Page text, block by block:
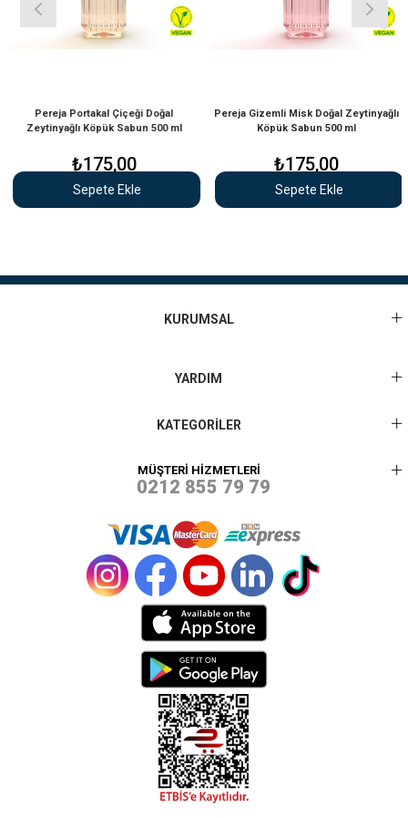
Pereja Portakal Çiçeği Doğal
Zeytinyağlı Köpük Sabun 500 ml
₺175,00
Sepete Ekle
Pereja Gizemli Misk Doğal Zeytinyağlı
Köpük Sabun 500 ml
₺175,00
Sepete Ekle
KURUMSAL
YARDIM
KATEGORİLER
MÜŞTERİ HİZMETLERİ
0212 855 79 79